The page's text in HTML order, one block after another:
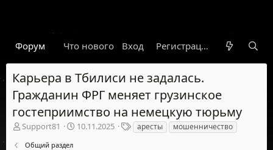
Форум Что нового Гарант Новости
Вход Регистрация
Карьера в Тбилиси не задалась.
Гражданин ФРГ меняет грузинское
гостеприимство на немецкую тюрьму
А
Support81
Д
10.11.2025
Т
е
аресты мошенничество
Общий раздел